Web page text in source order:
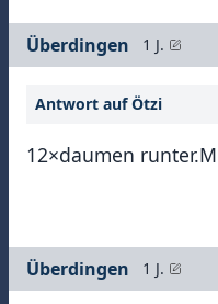
Überdingen 1 J.
Antwort auf Ötzi
12×daumen
Überdingen 1 J.